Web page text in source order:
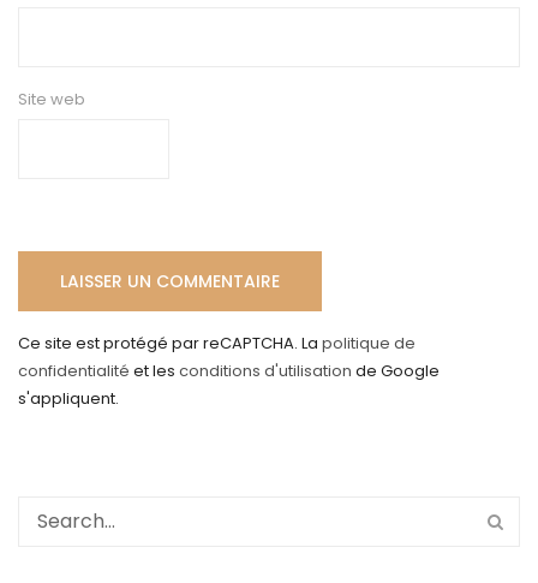
Site web
Ce site est protégé par reCAPTCHA. La politique de
confidentialité et les conditions d'utilisation de Google
s'appliquent.